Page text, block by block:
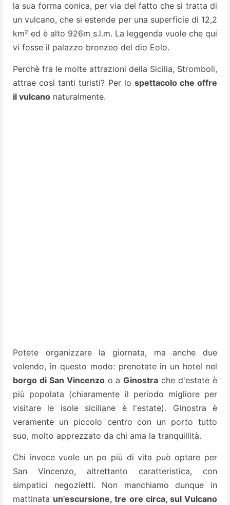
la sua forma conica, per via del fatto che si tratta di
un vulcano, che si estende per una superficie di 12,2
km² ed è alto 926m s.l.m. La leggenda vuole che qui
vi fosse il palazzo bronzeo del dio Eolo.
Perchè fra le molte attrazioni della Sicilia, Stromboli,
attrae così tanti turisti? Per lo spettacolo che offre
il vulcano naturalmente.
Potete organizzare la giornata, ma anche due
volendo, in questo modo: prenotate in un hotel nel
borgo di San Vincenzoo aGinostra che d'estate è
più popolata (chiaramente il periodo migliore per
visitare le isole siciliane è l'estate). Ginostra è
veramente un piccolo centro con un porto tutto
suo, molto apprezzato da chi ama la tranquillità.
Chi invece vuole un po più di vita può optare per
San Vincenzo, altrettanto caratteristica, con
simpatici negozietti. Non manchiamo dunque in
mattinata un'escursione, tre ore circa, sul Vulcano